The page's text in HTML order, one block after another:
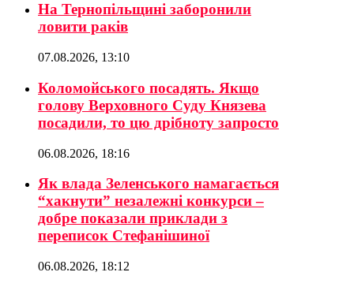
На Тернопільщині заборонили
ловити раків
07.08.2026, 13:10
Коломойського посадять. Якщо
голову Верховного Суду Князева
посадили, то цю дрібноту запросто
06.08.2026, 18:16
Як влада Зеленського намагається
“хакнути” незалежні конкурси –
добре показали приклади з
переписок Стефанішиної
06.08.2026, 18:12